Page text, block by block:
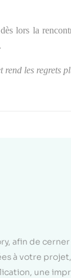
lors la
rend les regrets
afin de
à votre
une